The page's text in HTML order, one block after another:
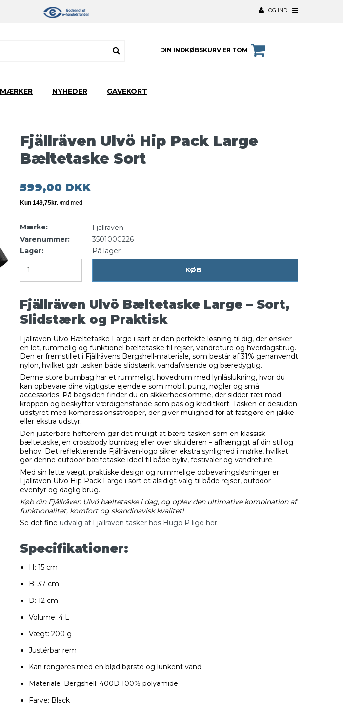
LOG IND
DIN INDKØBSKURV ER TOM
MÆRKER NYHEDER GAVEKORT
Fjällräven Ulvö Hip Pack Large
Bæltetaske Sort
599,00 DKK
Mærke:
Fjällräven
Varenummer:
3501000226
Lager:
På lager
KØB
Fjällräven Ulvö Bæltetaske Large – Sort,
Slidstærk og Praktisk
Fjällräven Ulvö Bæltetaske Large i sort er den perfekte løsning til dig, der ønsker
en let, rummelig og funktionel bæltetaske til rejser, vandreture og hverdagsbrug.
Den er fremstillet i Fjällrävens Bergshell-materiale, som består af 31% genanvendt
nylon, hvilket gør tasken både slidstærk, vandafvisende og bæredygtig.
Denne store bumbag har et rummeligt hovedrum med lynlåslukning, hvor du
kan opbevare dine vigtigste ejendele som mobil, pung, nøgler og små
accessories. På bagsiden finder du en sikkerhedslomme, der sidder tæt mod
kroppen og beskytter værdigenstande som pas og kreditkort. Tasken er desuden
udstyret med kompressionsstropper, der giver mulighed for at fastgøre en jakke
eller ekstra udstyr.
Den justerbare hofterem gør det muligt at bære tasken som en klassisk
bæltetaske, en crossbody bumbag eller over skulderen – afhængigt af din stil og
behov. Det reflekterende Fjällräven-logo sikrer ekstra synlighed i mørke, hvilket
gør denne outdoor bæltetaske ideel til både byliv, festivaler og vandreture.
Med sin lette vægt, praktiske design og rummelige opbevaringsløsninger er
Fjällräven Ulvö Hip Pack Large i sort et alsidigt valg til både rejser, outdoor-
eventyr og daglig brug.
Køb din Fjällräven Ulvö bæltetaske i dag, og oplev den ultimative kombination af
funktionalitet, komfort og skandinavisk kvalitet!
Se det fine udvalg af Fjällräven tasker hos Hugo P lige her.
Specifikationer:
H: 15 cm
B: 37 cm
D: 12 cm
Volume: 4 L
Vægt: 200 g
Justérbar rem
Kan rengøres med en blød børste og lunkent vand
Materiale: Bergshell: 400D 100% polyamide
Farve: Black